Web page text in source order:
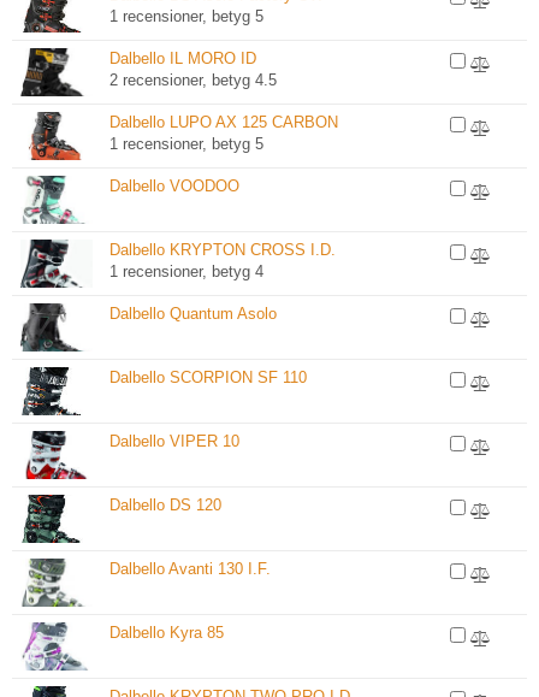
1 recensioner, betyg 5
Dalbello IL MORO ID
2 recensioner, betyg 4.5
Dalbello LUPO AX 125 CARBON
1 recensioner, betyg 5
Dalbello VOODOO
Dalbello KRYPTON CROSS I.D.
1 recensioner, betyg 4
Dalbello Quantum Asolo
Dalbello SCORPION SF 110
Dalbello VIPER 10
Dalbello DS 120
Dalbello Avanti 130 I.F.
Dalbello Kyra 85